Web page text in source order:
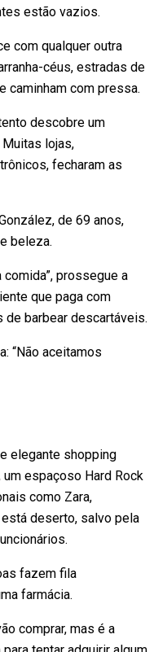
estão vazios.
com qualquer outra
céus, estradas de
caminham com pressa.
descobre um
lojas,
fecharam as
de 69 anos,
beleza.
prossegue a
que paga com
de barbear descartáveis.
“Não aceitamos
elegante shopping
espaçoso Hard Rock
como Zara,
deserto, salvo pela
fazem fila
farmácia.
comprar, mas é a